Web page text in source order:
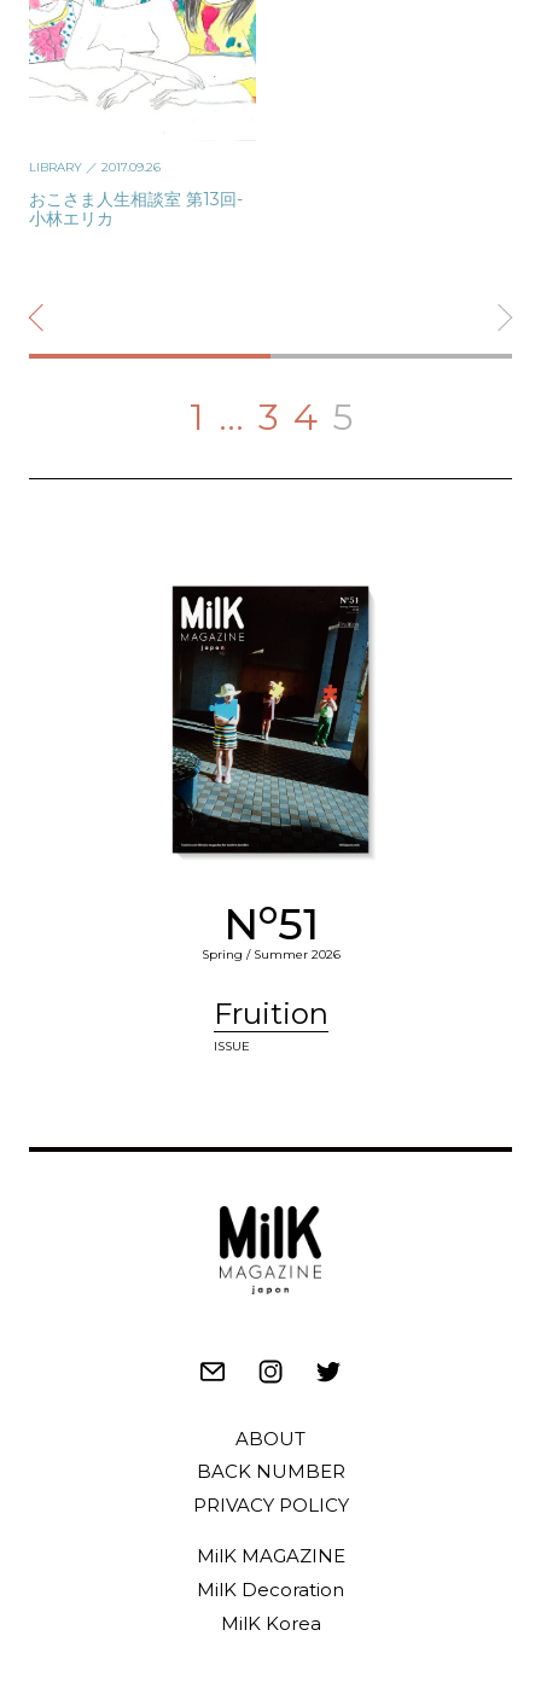
LIBRARY ／ 2017.09.26
おこさま人生相談室 第13回-
小林エリカ
1 … 3 4 5
No51
Spring / Summer 2026
Fruition
ISSUE
ABOUT
BACK NUMBER
PRIVACY POLICY
MilK MAGAZINE
MilK Decoration
MilK Korea